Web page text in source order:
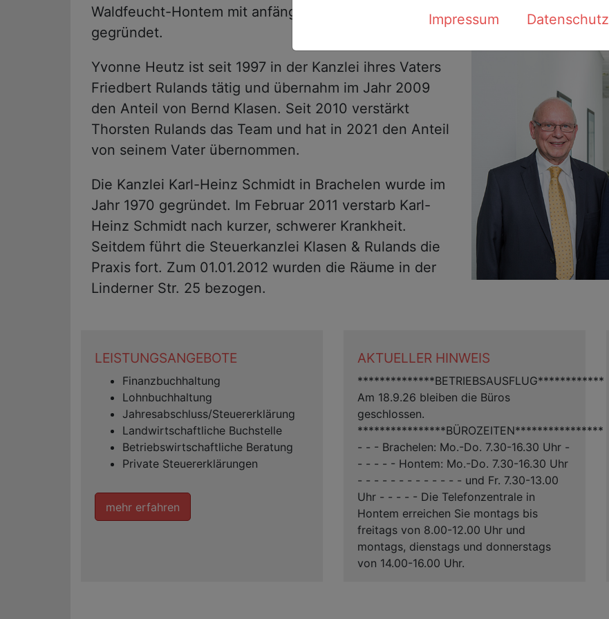
Waldfeucht-Hontem mit anfänglich 3 Mitarbeitern
gegründet.
Yvonne Heutz ist seit 1997 in der Kanzlei ihres Vaters
Friedbert Rulands tätig und übernahm im Jahr 2009
den Anteil von Bernd Klasen. Seit 2010 verstärkt
Thorsten Rulands das Team und hat in 2021 den Anteil
von seinem Vater übernommen.
Die Kanzlei Karl-Heinz Schmidt in Brachelen wurde im
Jahr 1970 gegründet. Im Februar 2011 verstarb Karl-
Heinz Schmidt nach kurzer, schwerer Krankheit.
Seitdem führt die Steuerkanzlei Klasen & Rulands die
Praxis fort. Zum 01.01.2012 wurden die Räume in der
Linderner Str. 25 bezogen.
zur Verfügung.
LEISTUNGSANGEBOTE
Finanzbuchhaltung
Lohnbuchhaltung
Jahresabschluss/Steuererklärung
Landwirtschaftliche Buchstelle
Betriebswirtschaftliche Beratung
Private Steuererklärungen
mehr erfahren
AKTUELLER HINWEIS
**************BETRIEBSAUSFLUG************
Am 18.9.26 bleiben die Büros
geschlossen.
****************BÜROZEITEN****************
- - - Brachelen: Mo.-Do. 7.30-16.30 Uhr -
- - - - - Hontem: Mo.-Do. 7.30-16.30 Uhr
- - - - - - - - - - - - - und Fr. 7.30-13.00
Uhr - - - - - Die Telefonzentrale in
Hontem erreichen Sie montags bis
freitags von 8.00-12.00 Uhr und
montags, dienstags und donnerstags
von 14.00-16.00 Uhr.
Impressum Datenschutz